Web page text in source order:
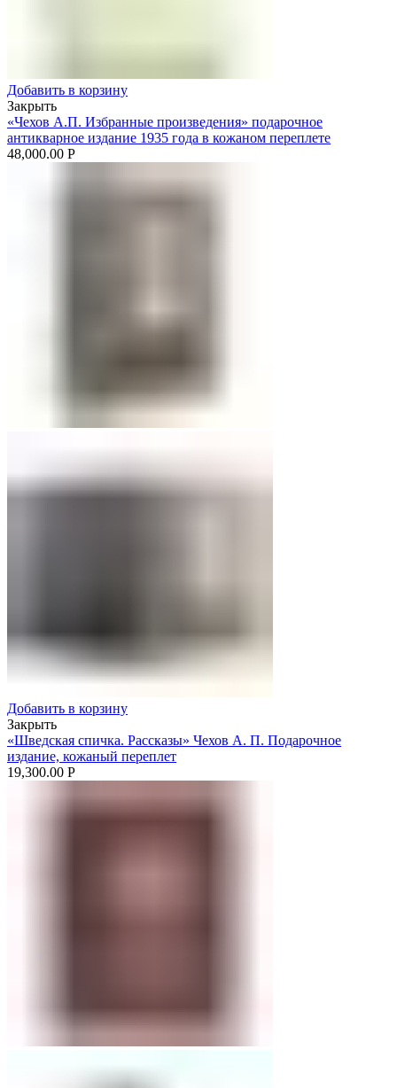
Добавить в корзину
Закрыть
«Чехов А.П. Избранные произведения» подарочное
антикварное издание 1935 года в кожаном переплете
48,000.00 Р
Добавить в корзину
Закрыть
«Шведская спичка. Рассказы» Чехов А. П. Подарочное
издание, кожаный переплет
19,300.00 Р